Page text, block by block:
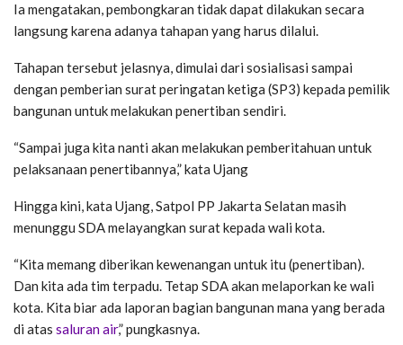
Ia mengatakan, pembongkaran tidak dapat dilakukan secara
langsung karena adanya tahapan yang harus dilalui.
Tahapan tersebut jelasnya, dimulai dari sosialisasi sampai
dengan pemberian surat peringatan ketiga (SP3) kepada pemilik
bangunan untuk melakukan penertiban sendiri.
“Sampai juga kita nanti akan melakukan pemberitahuan untuk
pelaksanaan penertibannya,” kata Ujang
Hingga kini, kata Ujang, Satpol PP Jakarta Selatan masih
menunggu SDA melayangkan surat kepada wali kota.
“Kita memang diberikan kewenangan untuk itu (penertiban).
Dan kita ada tim terpadu. Tetap SDA akan melaporkan ke wali
kota. Kita biar ada laporan bagian bangunan mana yang berada
di atas saluran air,” pungkasnya.